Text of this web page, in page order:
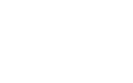
도록 설계된 사다리 역할을 해주는 교
만 아니라 수, 도형 단원까지 학기별
응용 유형은 학교 수학 난이도만큼만,